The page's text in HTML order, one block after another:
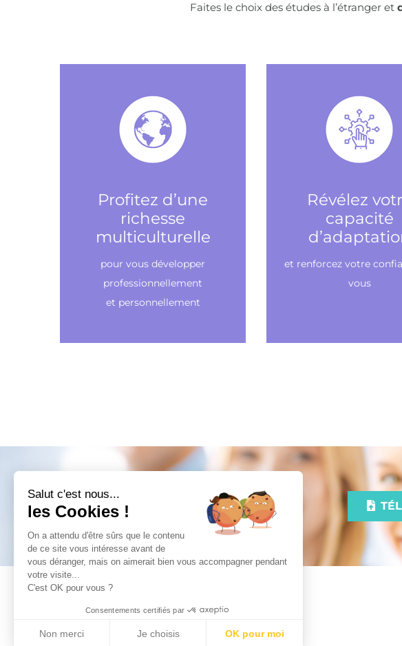
Faites le choix des études à l’étranger et
Profitez d’une
richesse
multiculturelle
pour vous développer
professionnellement
et personnellement
Révélez
capacité
et renforcez votre
vous
INSCRIPTION EN LIGNE
Tous droits réservés
Mentions légales et Politique de Confidentialité
Salut c'est nous...
les Cookies !
On a attendu d'être sûrs que le contenu
de ce site vous intéresse avant de
vous déranger, mais on aimerait bien vous accompagner pendant
votre visite...
C'est OK pour vous ?
Consentements certifiés par
Non merci Je choisis OK pour moi